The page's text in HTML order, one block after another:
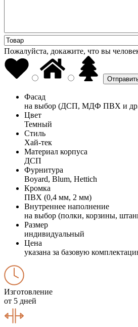
Пожалуйста, докажите, что вы
Фасад
на выбор (ДСП, МДФ ПВХ и
Цвет
Темный
Стиль
Хай-тек
Материал корпуса
ДСП
Фурнитура
Boyard, Blum, Hettich
Кромка
ПВХ (0,4 мм, 2 мм)
Внутреннее наполнение
на выбор (полки, корзины,
Размер
индивидуальный
Цена
указана за базовую
Изготовление
от 5 дней